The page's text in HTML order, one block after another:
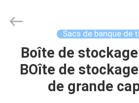
MAISON
PRODUITS
Limited.
Developed
Sacs de banque de
Boîte de
BOîte de
de grande